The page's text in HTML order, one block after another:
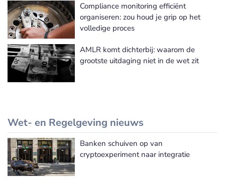
Compliance monitoring efficiënt
organiseren: zou houd je grip op het
volledige proces
AMLR komt dichterbij: waarom de
grootste uitdaging niet in de wet zit
Wet- en Regelgeving nieuws
Meer Wet- en Regelgeving nieuws
Banken schuiven op van
cryptoexperiment naar integratie